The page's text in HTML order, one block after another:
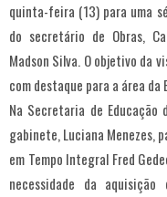
quinta-feira (13) para uma
do secretário de Obras,
Madson Silva. O objetivo da
com destaque para a área da
Na Secretaria de Educação
gabinete, Luciana Menezes,
em Tempo Integral Fred
necessidade da